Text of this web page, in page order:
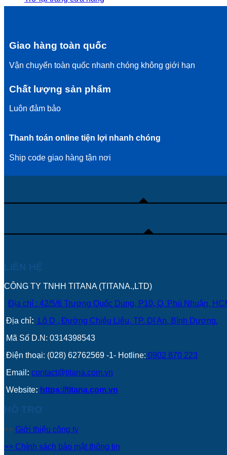
Giao hàng toàn quốc
Vận chuyển toàn quốc nhanh chóng không giới hạn
Chất lượng sản phẩm
Luôn đảm bảo
Thanh toán online tiện lợi nhanh chóng
Ship code giao hàng tận nơi
CÔNG TY TNHH TITANA (TITANA.,LTD)
Địa chỉ : 42/5/6 Trương Quốc Dung, P10, Q. Phú Nhuận,
Địa chỉ:
Lô D , Đường Chiêu Liêu, TP. Dĩ An, Bình Dương.
Mã Số D.N: 0314398543
Điện thoại: (028) 62762569 -1- Hotline: 0902 870 223
Email : contact@titana.com.vn
Website: https://titana.com.vn
>> Giới thiệu công ty
>> Chính sách bảo mật thông tin